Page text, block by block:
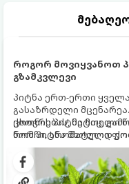
როგორ მოვიყვანოთ
გზამკვლევი
პიტნა ერთ-ერთი
გასაზრდელი
ცხოვრებას, მეტიც,
რომ პიტნა მხოლოდ
გრუნტში (ბაღში)
სწრაფად ვრცელდება
ქოთნის პიტნა მთელი
ნორჩი, არომატული
კერძებისთვის.